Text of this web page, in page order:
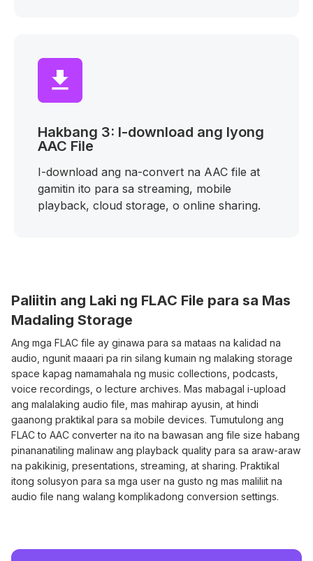
Hakbang 3: I-download ang Iyong
AAC File
I-download ang na-convert na AAC file at
gamitin ito para sa streaming, mobile
playback, cloud storage, o online sharing.
Paliitin ang Laki ng FLAC File para sa Mas
Madaling Storage
Ang mga FLAC file ay ginawa para sa mataas na kalidad na
audio, ngunit maaari pa rin silang kumain ng malaking storage
space kapag namamahala ng music collections, podcasts,
voice recordings, o lecture archives. Mas mabagal i-upload
ang malalaking audio file, mas mahirap ayusin, at hindi
gaanong praktikal para sa mobile devices. Tumutulong ang
FLAC to AAC converter na ito na bawasan ang file size habang
pinananatiling malinaw ang playback quality para sa araw-araw
na pakikinig, presentations, streaming, at sharing. Praktikal
itong solusyon para sa mga user na gusto ng mas maliliit na
audio file nang walang komplikadong conversion settings.